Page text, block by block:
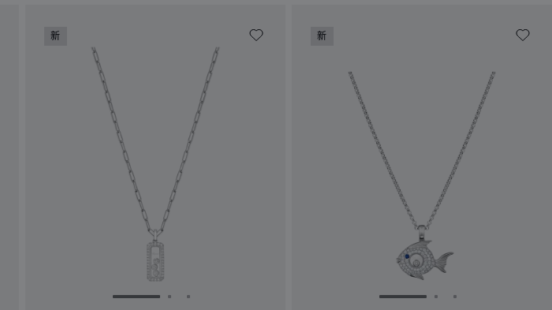
新
转到幻灯片 1转到幻灯片 2
转到幻灯片 3
新
转到幻灯片 1转到幻灯片 2
转到幻灯片 3